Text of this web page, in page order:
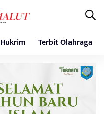
Hukrim Terbit Olahraga